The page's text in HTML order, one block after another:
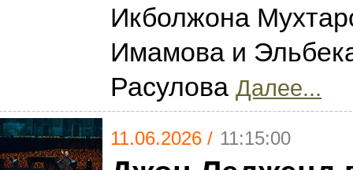
Икболжона
Имамова и
Расулова Далее...
11.06.2026 / 11:15:00